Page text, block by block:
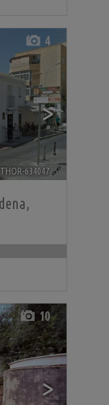
>
4
634047 🔗
,
>
10